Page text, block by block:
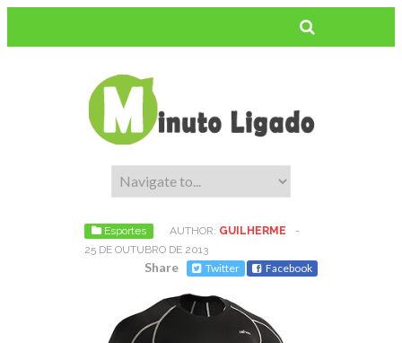
Esportes AUTHOR: GUILHERME
-
25 DE OUTUBRO DE 2013
Share Twitter Facebook